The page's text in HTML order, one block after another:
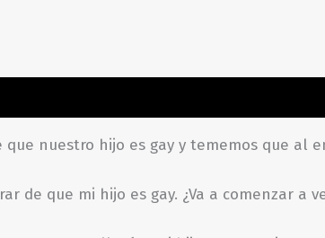
que nuestro hijo es gay y tememos que al
de que mi hijo es gay. ¿Va a comenzar a